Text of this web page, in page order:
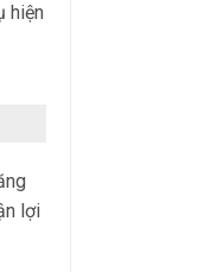
hiện
lợi